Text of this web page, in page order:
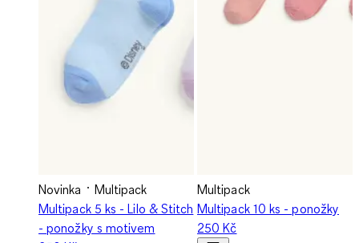
Novinka
Multipack
Multipack 5 ks - Lilo & Stitch
- ponožky s motivem
Multipack
Multipack 10 ks - ponožky
250 Kč